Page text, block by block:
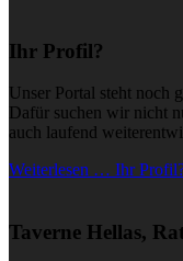
Ihr Profil?
Unser Portal steht noch
Dafür suchen wir nicht
auch laufend
Weiterlesen … Ihr
Taverne Hellas,